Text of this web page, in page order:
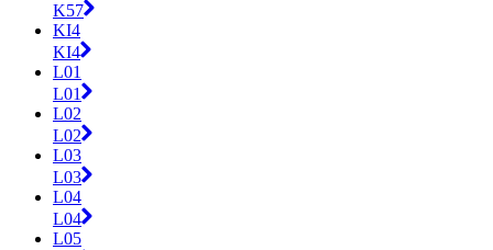
K57
KI4
KI4
L01
L01
L02
L02
L03
L03
L04
L04
L05